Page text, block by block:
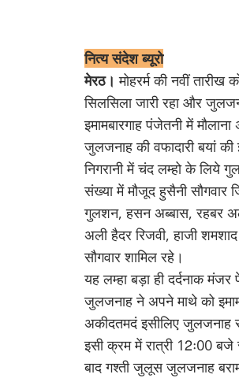
नित्य संदेश ब्यूरो
मेरठ।मोहरर्म की नवीं
सिलसिला जारी रहा और
इमामबारगाह पंजेतनी में
जुलजनाह की वफादारी बयां
निगरानी में चंद लम्हो के लिये
संख्या में मौजूद हुसैनी सौगवार
गुलशन, हसन अब्बास, रहबर
अली हैदर रिजवी, हाजी
सौगवार शामिल रहे।
यह लम्हा बड़ा ही दर्दनाक
जुलजनाह ने अपने माथे को
अकीदतमदं इसीलिए जुलजनाह
इसी क्रम में रात्री 12ः00
बाद गश्ती जुलूस जुलजनाह